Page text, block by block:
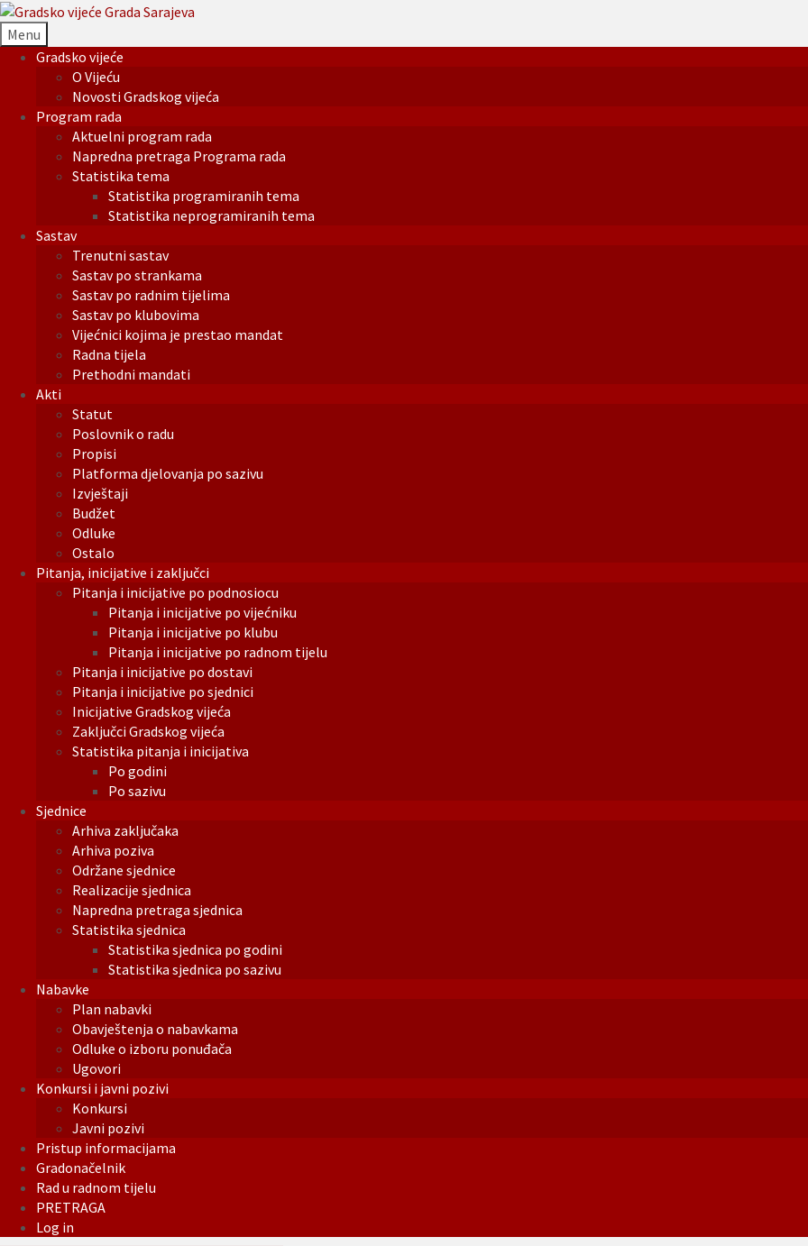
Menu
Gradsko vijeće
O Vijeću
Novosti Gradskog vijeća
Program rada
Aktuelni program rada
Napredna pretraga Programa rada
Statistika tema
Statistika programiranih tema
Statistika neprogramiranih tema
Sastav
Trenutni sastav
Sastav po strankama
Sastav po radnim tijelima
Sastav po klubovima
Vijećnici kojima je prestao mandat
Radna tijela
Prethodni mandati
Akti
Statut
Poslovnik o radu
Propisi
Platforma djelovanja po sazivu
Izvještaji
Budžet
Odluke
Ostalo
Pitanja, inicijative i zaključci
Pitanja i inicijative po podnosiocu
Pitanja i inicijative po vijećniku
Pitanja i inicijative po klubu
Pitanja i inicijative po radnom tijelu
Pitanja i inicijative po dostavi
Pitanja i inicijative po sjednici
Inicijative Gradskog vijeća
Zaključci Gradskog vijeća
Statistika pitanja i inicijativa
Po godini
Po sazivu
Sjednice
Arhiva zaključaka
Arhiva poziva
Održane sjednice
Realizacije sjednica
Napredna pretraga sjednica
Statistika sjednica
Statistika sjednica po godini
Statistika sjednica po sazivu
Nabavke
Plan nabavki
Obavještenja o nabavkama
Odluke o izboru ponuđača
Ugovori
Konkursi i javni pozivi
Konkursi
Javni pozivi
Pristup informacijama
Gradonačelnik
Rad u radnom tijelu
PRETRAGA
Log in